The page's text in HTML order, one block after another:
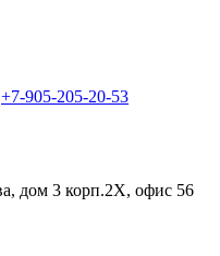
+7-905-205-20-53
дом 3 корп.2X, офис 56